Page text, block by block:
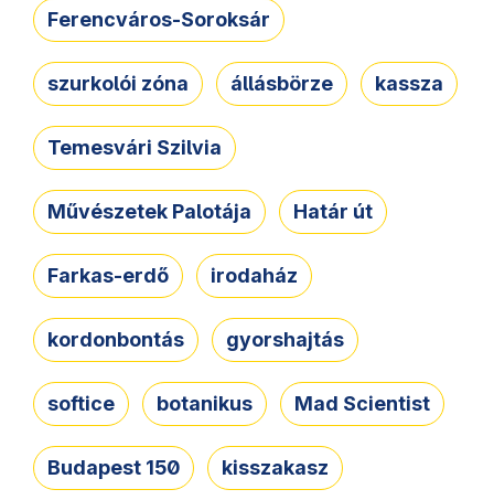
Ferencváros-Soroksár
szurkolói zóna állásbörze kassza
Temesvári Szilvia
Művészetek Palotája Határ út
Farkas-erdő irodaház
kordonbontás gyorshajtás
softice botanikus Mad Scientist
Budapest 150 kisszakasz